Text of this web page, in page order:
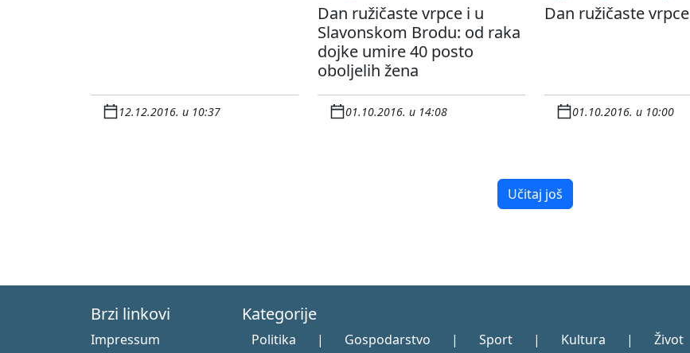
12.12.2016. u 10:37
Dan ružičaste vrpce i u
Slavonskom Brodu: od raka
dojke umire 40 posto
oboljelih žena
01.10.2016. u 14:08
Dan ružičaste vrpce
01.10.2016. u 10:00
Učitaj još
Brzi linkovi
Impressum
Kategorije
Politika | Gospodarstvo | Sport | Kultura | Život